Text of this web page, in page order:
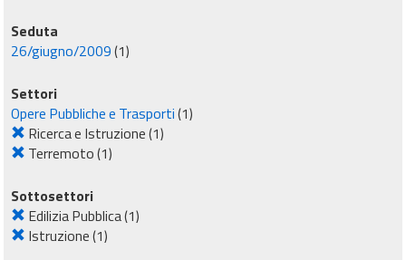
Seduta
26/giugno/2009(1)
Settori
Opere Pubbliche e Trasporti(1)
Ricerca e Istruzione(1)
Terremoto(1)
Sottosettori
Edilizia Pubblica(1)
Istruzione(1)